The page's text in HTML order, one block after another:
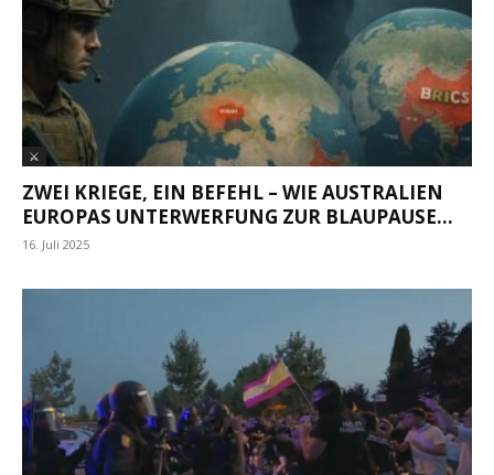
⚔
ZWEI KRIEGE, EIN BEFEHL – WIE AUSTRALIEN
EUROPAS UNTERWERFUNG ZUR BLAUPAUSE...
16. Juli 2025